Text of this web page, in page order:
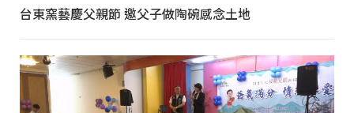
台東窯藝慶父親節 邀父子做陶碗感念土地